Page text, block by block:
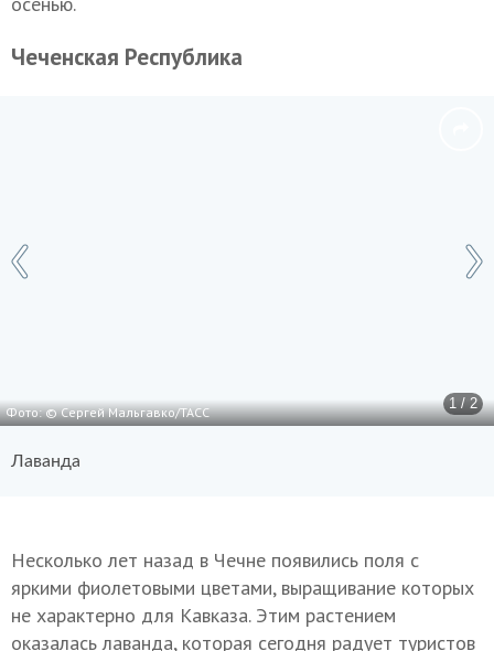
Чеченская Республика
1 / 2
Фото: © Сергей Мальгавко/ТАСС
Лаванда
Несколько лет назад в Чечне появились поля с
яркими фиолетовыми цветами, выращивание которых
не характерно для Кавказа. Этим растением
оказалась лаванда, которая сегодня радует туристов